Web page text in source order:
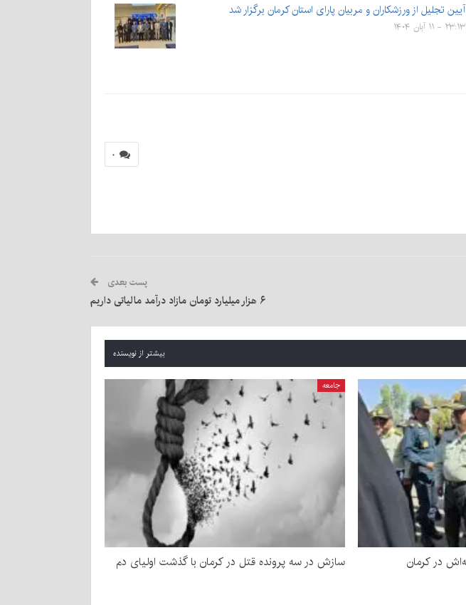
آیین تجلیل از ورزشکاران و مربیان پارای استان کرمان برگزار شد
۲۳:۱۳ - ۱۱ آبان ۱۴۰۴
۰
پست بعدی
۶ هزار میلیارد تومان مازاد درآمد مالیاتی داریم
بیشتر از نویسنده
جامعه
سازش در سه پرونده قتل در کرمان با گذشت اولیای دم